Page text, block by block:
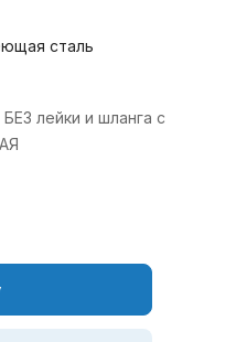
сталь
лейки и шланга с